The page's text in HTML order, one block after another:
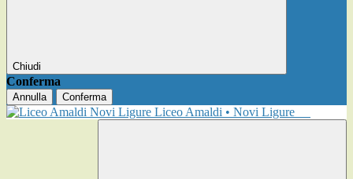
Chiudi
Conferma
Annulla Conferma
Liceo Amaldi • Novi Ligure